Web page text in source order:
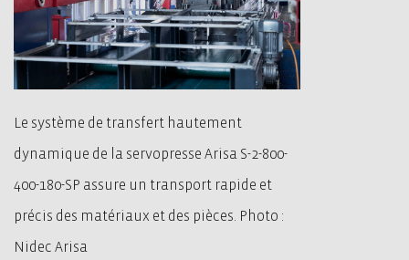
Le système de transfert hautement
dynamique de la servopresse Arisa S-2-800-
400-180-SP assure un transport rapide et
précis des matériaux et des pièces. Photo :
Nidec Arisa